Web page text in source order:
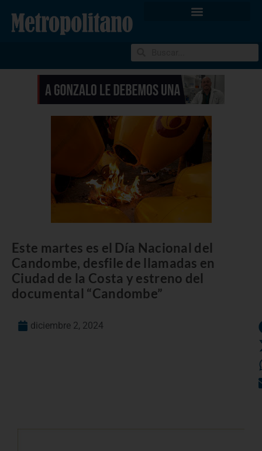
Este martes es el Día Nacional del
Candombe, desfile de llamadas en
Ciudad de la Costa y estreno del
documental “Candombe”
diciembre 2, 2024